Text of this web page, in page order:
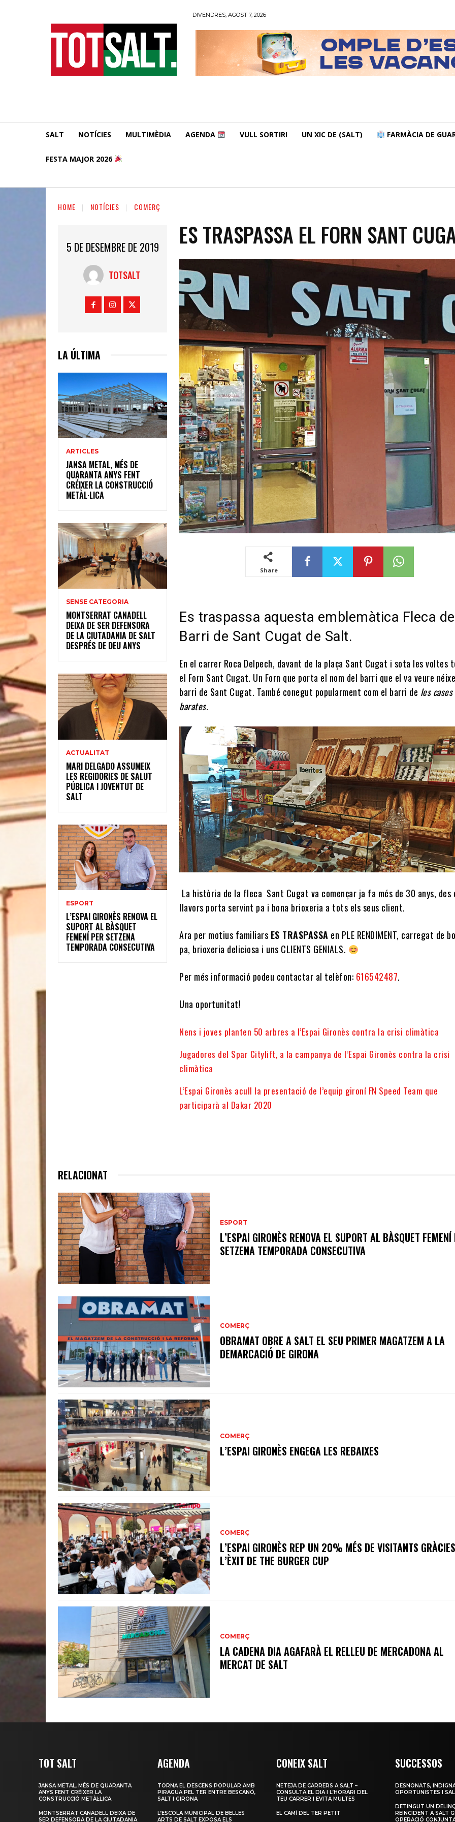
DIVENDRES, AGOST 7, 2026
SALT NOTÍCIES MULTIMÈDIA AGENDA VULL SORTIR! UN XIC DE (SALT) FARMÀCIA DE
FESTA MAJOR 2026
HOME NOTÍCIES COMERÇ
5 DE DESEMBRE DE 2019
TOTSALT
LA ÚLTIMA
ARTICLES
JANSA METAL, MÉS DE
QUARANTA ANYS FENT
CRÉIXER LA CONSTRUCCIÓ
METÀL·LICA
SENSE CATEGORIA
MONTSERRAT CANADELL
DEIXA DE SER DEFENSORA
DE LA CIUTADANIA DE SALT
DESPRÉS DE DEU ANYS
ACTUALITAT
MARI DELGADO ASSUMEIX
LES REGIDORIES DE SALUT
PÚBLICA I JOVENTUT DE
SALT
ESPORT
L’ESPAI GIRONÈS RENOVA EL
SUPORT AL BÀSQUET
FEMENÍ PER SETZENA
TEMPORADA CONSECUTIVA
ES TRASPASSA EL FORN SANT
Share
Es traspassa aquesta emblemàtica Fleca
Barri de Sant Cugat de Salt.
En el carrer Roca Delpech, davant de la plaça Sant Cugat i sota les voltes
el Forn Sant Cugat. Un Forn que porta el nom del barri que el va veure
barri de Sant Cugat. També conegut popularment com el barri de les cases
barates.
La història de la fleca Sant Cugat va començar ja fa més de 30 anys, des
llavors porta servint pa i bona brioxeria a tots els seus client.
Ara per motius familiars ES TRASPASSA en PLE RENDIMENT, carregat de
pa, brioxeria deliciosa i uns CLIENTS GENIALS.
Per més informació podeu contactar al telèfon: 616542487.
Una oportunitat! ​
Nens i joves planten 50 arbres a l’Espai Gironès contra la crisi climàtica
Jugadores del Spar Citylift, a la campanya de l’Espai Gironès contra la crisi
climàtica
L’Espai Gironès acull la presentació de l’equip gironí FN Speed Team que
participarà al Dakar 2020
RELACIONAT
ESPORT
L’ESPAI GIRONÈS RENOVA EL SUPORT AL BÀSQUET FEMENÍ
SETZENA TEMPORADA CONSECUTIVA
COMERÇ
OBRAMAT OBRE A SALT EL SEU PRIMER MAGATZEM A LA
DEMARCACIÓ DE GIRONA
COMERÇ
L’ESPAI GIRONÈS ENGEGA LES REBAIXES
COMERÇ
L’ESPAI GIRONÈS REP UN 20% MÉS DE VISITANTS
L’ÈXIT DE THE BURGER CUP
COMERÇ
LA CADENA DIA AGAFARÀ EL RELLEU DE MERCADONA AL
MERCAT DE SALT
TOT SALT
JANSA METAL, MÉS DE QUARANTA
ANYS FENT CRÉIXER LA
CONSTRUCCIÓ METÀL·LICA
MONTSERRAT CANADELL DEIXA DE
SER DEFENSORA DE LA CIUTADANIA
AGENDA
TORNA EL DESCENS POPULAR AMB
PIRAGUA PEL TER ENTRE BESCANÓ,
SALT I GIRONA
L’ESCOLA MUNICIPAL DE BELLES
ARTS DE SALT EXPOSA ELS
CONEIX SALT
NETEJA DE CARRERS A SALT –
CONSULTA EL DIA I L’HORARI DEL
TEU CARRER I EVITA MULTES
EL CAMÍ DEL TER PETIT
SUCCESSOS
DESNONATS,
OPORTUNISTES I
DETINGUT UN
REINCIDENT A SALT
OPERACIÓ